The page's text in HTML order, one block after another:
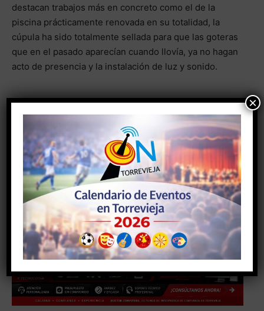
destacan trabajos más en concreto como el de la
piscina prácticamente renovada en su totalidad, la
cúpula ha sido totalmente sellada para que las goteras
que en el pasado aparecían cuando llovía, ya no hagan
acto de presencia y la instalación de luz y sonido.
×